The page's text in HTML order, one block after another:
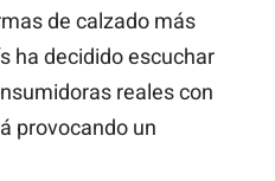
de calzado más
ha decidido escuchar
reales con
provocando un